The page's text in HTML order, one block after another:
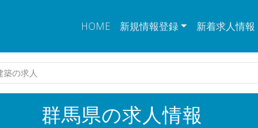
HOME 新規情報登録 新着求人情報
の求人
群馬県の求人情報